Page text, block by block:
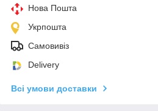
Нова Пошта
Укрпошта
Самовивіз
Delivery
Всі умови доставки